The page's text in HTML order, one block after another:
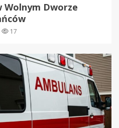
Wolnym Dworze
17